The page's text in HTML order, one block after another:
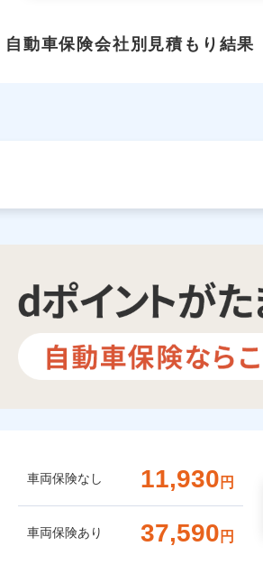
自動車保険会社別見積もり結果
車両保険なし 11,930 円
車両保険あり 37,590 円